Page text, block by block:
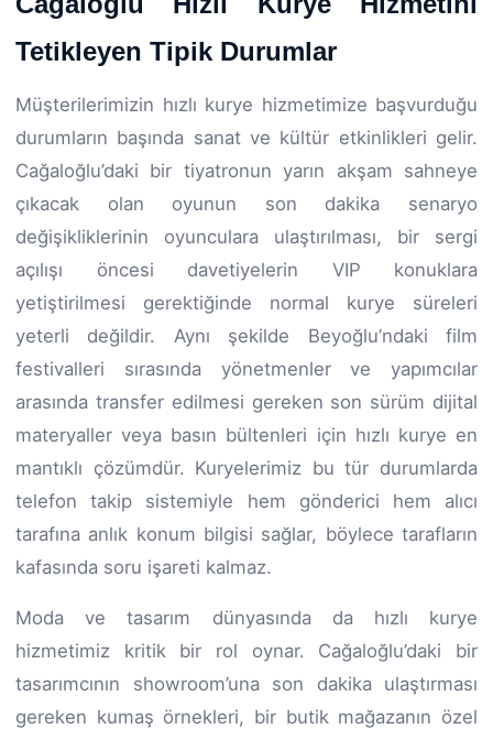
Tetikleyen Tipik Durumlar
Müşterilerimizin hızlı kurye hizmetimize başvurduğu
durumların başında sanat ve kültür etkinlikleri gelir.
Cağaloğlu’daki bir tiyatronun yarın akşam sahneye
çıkacak olan oyunun son dakika senaryo
değişikliklerinin oyunculara ulaştırılması, bir sergi
açılışı öncesi davetiyelerin VIP konuklara
yetiştirilmesi gerektiğinde normal kurye süreleri
yeterli değildir. Aynı şekilde Beyoğlu’ndaki film
festivalleri sırasında yönetmenler ve yapımcılar
arasında transfer edilmesi gereken son sürüm dijital
materyaller veya basın bültenleri için hızlı kurye en
mantıklı çözümdür. Kuryelerimiz bu tür durumlarda
telefon takip sistemiyle hem gönderici hem alıcı
tarafına anlık konum bilgisi sağlar, böylece tarafların
kafasında soru işareti kalmaz.
Moda ve tasarım dünyasında da hızlı kurye
hizmetimiz kritik bir rol oynar. Cağaloğlu’daki bir
tasarımcının showroom’una son dakika ulaştırması
gereken kumaş örnekleri, bir butik mağazanın özel